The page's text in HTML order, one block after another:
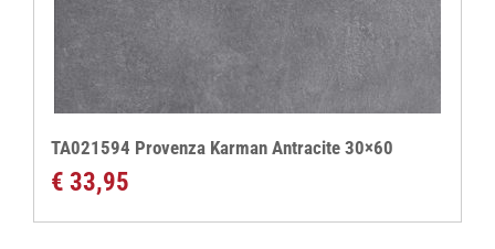
TA021594 Provenza Karman Antracite 30×60
€ 33,95